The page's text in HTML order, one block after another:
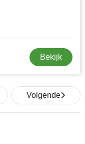
Bekijk
Volgende